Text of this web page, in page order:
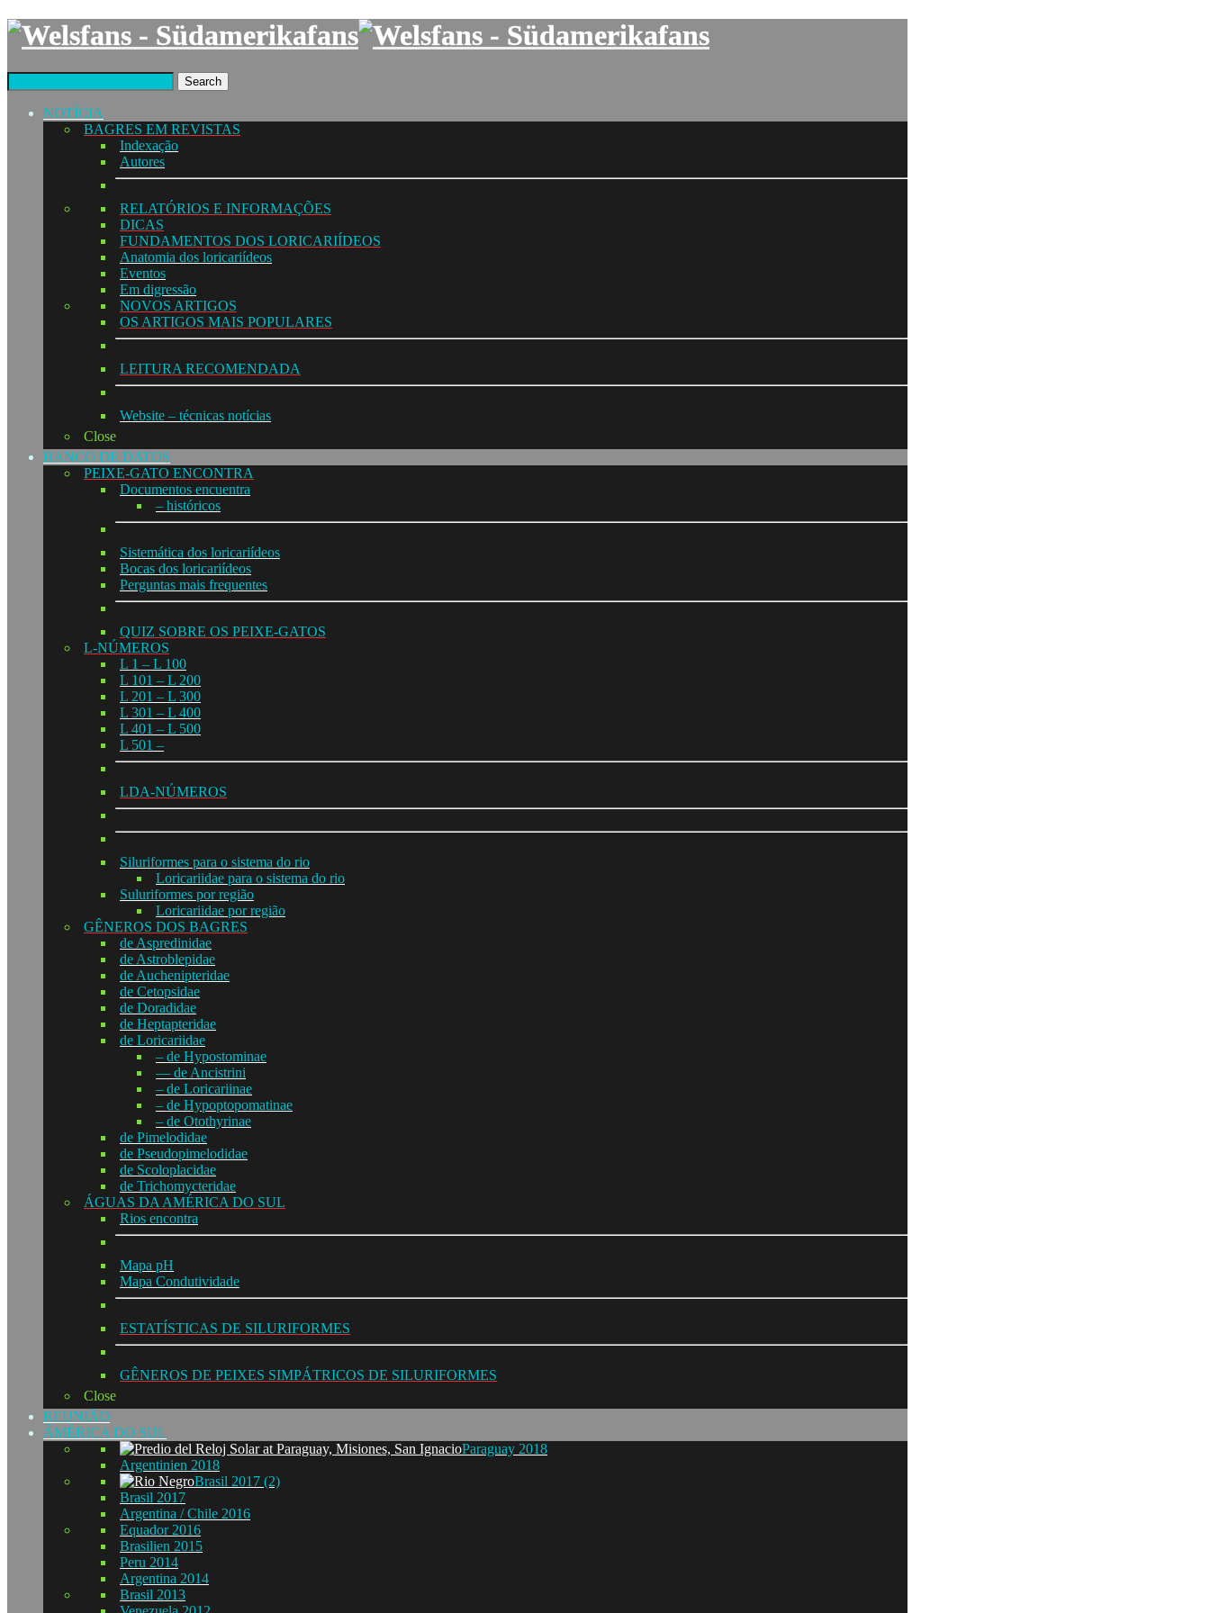
Search
NOTÍCIA
BAGRES EM REVISTAS
Indexação
Autores
RELATÓRIOS E INFORMAÇÕES
DICAS
FUNDAMENTOS DOS LORICARIÍDEOS
Anatomia dos loricariídeos
Eventos
Em digressão
NOVOS ARTIGOS
OS ARTIGOS MAIS POPULARES
LEITURA RECOMENDADA
Website – técnicas notícias
Close
BANCO DE DATOS
PEIXE-GATO ENCONTRA
Documentos encuentra
– históricos
Sistemática dos loricariídeos
Bocas dos loricariídeos
Perguntas mais frequentes
QUIZ SOBRE OS PEIXE-GATOS
L-NÚMEROS
L 1 – L 100
L 101 – L 200
L 201 – L 300
L 301 – L 400
L 401 – L 500
L 501 –
LDA-NÚMEROS
Siluriformes para o sistema do rio
Loricariidae para o sistema do rio
Suluriformes por região
Loricariidae por região
GÊNEROS DOS BAGRES
de Aspredinidae
de Astroblepidae
de Auchenipteridae
de Cetopsidae
de Doradidae
de Heptapteridae
de Loricariidae
– de Hypostominae
— de Ancistrini
– de Loricariinae
– de Hypoptopomatinae
– de Otothyrinae
de Pimelodidae
de Pseudopimelodidae
de Scoloplacidae
de Trichomycteridae
ÁGUAS DA AMÉRICA DO SUL
Rios encontra
Mapa pH
Mapa Condutividade
ESTATÍSTICAS DE SILURIFORMES
GÊNEROS DE PEIXES SIMPÁTRICOS DE SILURIFORMES
Close
REUNIÃO
ÁMÉRICA DO SUL
Paraguay 2018
Argentinien 2018
Brasil 2017 (2)
Brasil 2017
Argentina / Chile 2016
Equador 2016
Brasilien 2015
Peru 2014
Argentina 2014
Brasil 2013